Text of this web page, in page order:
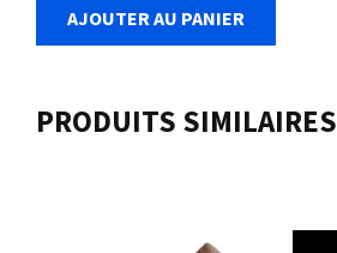
AJOUTER AU PANIER
PRODUITS SIMILAIRES